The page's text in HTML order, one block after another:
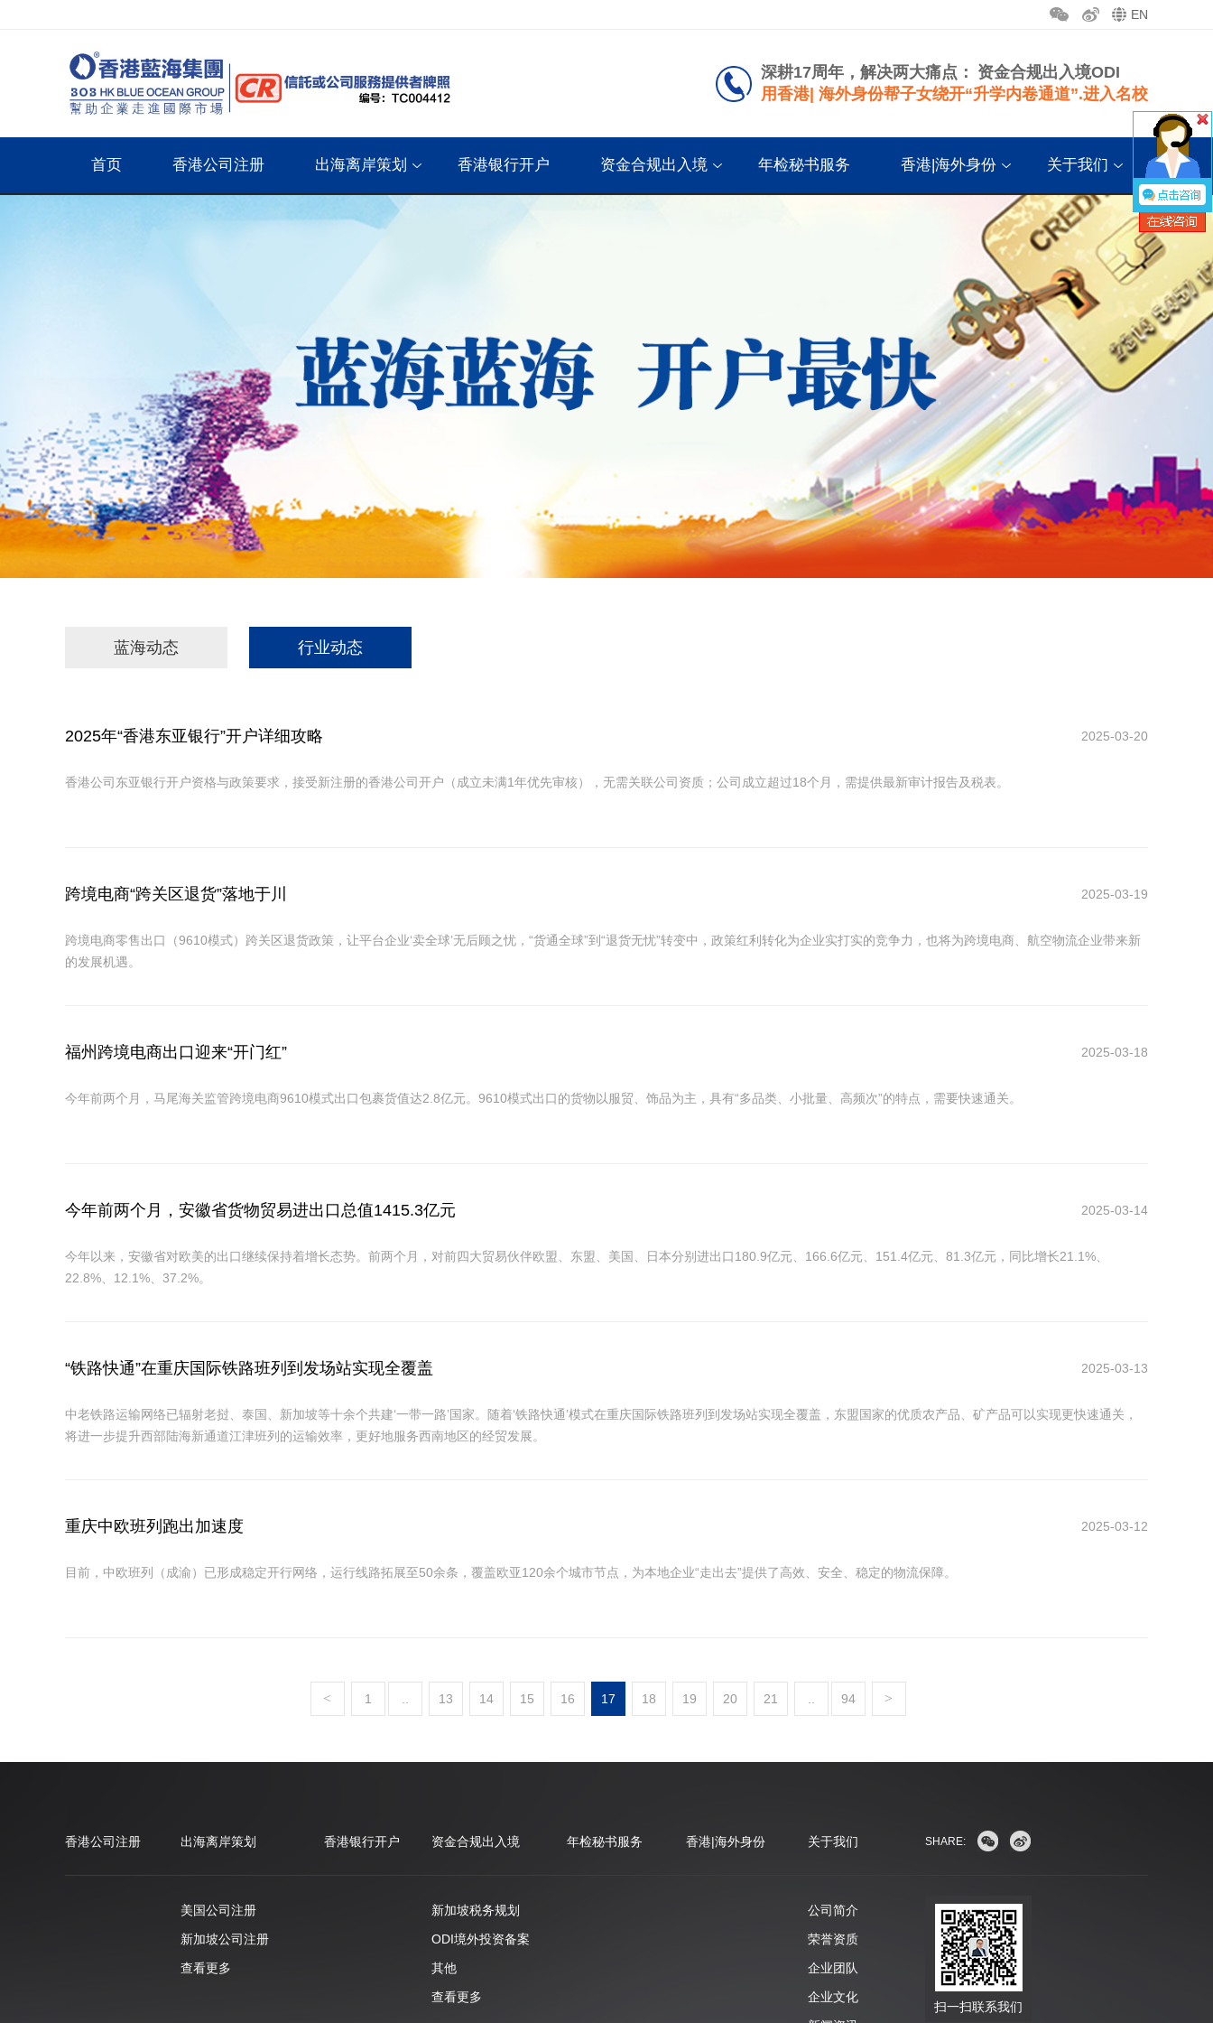
EN
深耕17周年，解决两大痛点： 资金合规出入境ODI
用香港| 海外身份帮子女绕开“升学内卷通道”.进入名校
首页 香港公司注册 出海离岸策划 香港银行开户 资金合规出入境 年检秘书服务 香港|海外身份 关于我们
蓝海动态 行业动态
2025-03-20
‌2025年“香港东亚银行”开户详细攻略
香港公司东亚银行开户资格与政策要求，接受新注册的香港公司开户（成立未满1年优先审核），无需关联公司资质；公司成立超过18个月，需提供最新审计报告及税表。
2025-03-19
跨境电商“跨关区退货”落地于川
跨境电商零售出口（9610模式）跨关区退货政策，让平台企业‘卖全球’无后顾之忧，“货通全球”到“退货无忧”转变中，政策红利转化为企业实打实的竞争力，也将为跨境电商、航空物流企业带来新
的发展机遇。
2025-03-18
福州跨境电商出口迎来“开门红”
今年前两个月，马尾海关监管跨境电商9610模式出口包裹货值达2.8亿元。9610模式出口的货物以服贸、饰品为主，具有“多品类、小批量、高频次”的特点，需要快速通关。
2025-03-14
今年前两个月，安徽省货物贸易进出口总值1415.3亿元
今年以来，安徽省对欧美的出口继续保持着增长态势。前两个月，对前四大贸易伙伴欧盟、东盟、美国、日本分别进出口180.9亿元、166.6亿元、151.4亿元、81.3亿元，同比增长21.1%、
22.8%、12.1%、37.2%。
2025-03-13
“铁路快通”在重庆国际铁路班列到发场站实现全覆盖
中老铁路运输网络已辐射老挝、泰国、新加坡等十余个共建‘一带一路’国家。随着‘铁路快通’模式在重庆国际铁路班列到发场站实现全覆盖，东盟国家的优质农产品、矿产品可以实现更快速通关，
将进一步提升西部陆海新通道江津班列的运输效率，更好地服务西南地区的经贸发展。
2025-03-12
重庆中欧班列跑出加速度
目前，中欧班列（成渝）已形成稳定开行网络，运行线路拓展至50余条，覆盖欧亚120余个城市节点，为本地企业“走出去”提供了高效、安全、稳定的物流保障。
< 1 13 14 15 16 17 18 19 20 21 94 >
香港公司注册 出海离岸策划
美国公司注册
新加坡公司注册
查看更多
香港银行开户 资金合规出入境
新加坡税务规划
ODI境外投资备案
其他
查看更多
年检秘书服务 香港|海外身份 关于我们
公司简介
荣誉资质
企业团队
企业文化
SHARE:
扫一扫联系我们